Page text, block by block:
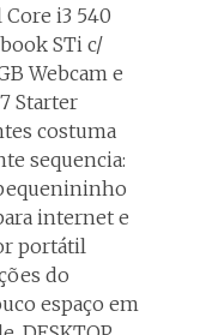
i3 540
STi c/
Webcam e
Starter
costuma
sequencia:
internet e
portátil
do
espaço em